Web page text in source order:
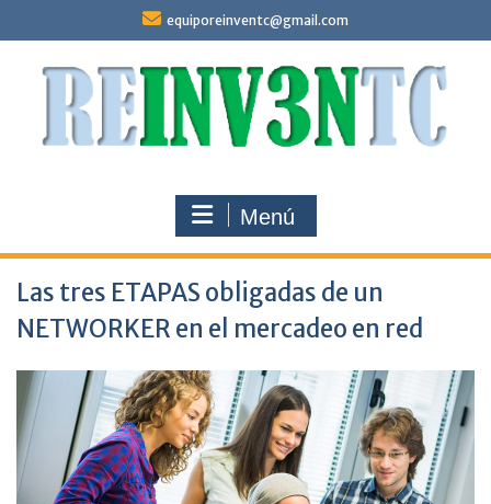
equiporeinventc@gmail.com
Menú
Las tres ETAPAS obligadas de un
NETWORKER en el mercadeo en red